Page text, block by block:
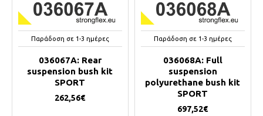
Παράδοση σε 1-3 ημέρες
036067A: Rear
suspension bush kit
SPORT
262,56€
Παράδοση σε 1-3 ημέρες
036068A: Full
suspension
polyurethane bush kit
SPORT
697,52€